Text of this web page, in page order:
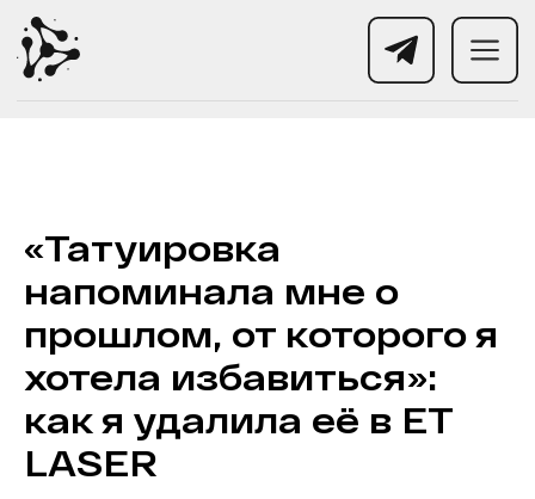
«Татуировка
напоминала мне о
прошлом, от которого я
хотела избавиться»:
как я удалила её в ET
LASER